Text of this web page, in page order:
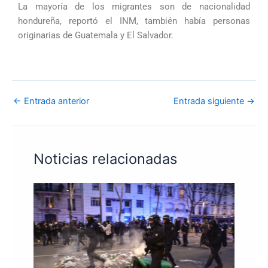
La mayoría de los migrantes son de nacionalidad
hondureña, reportó el INM, también había personas
originarias de Guatemala y El Salvador.
← Entrada anterior Entrada siguiente →
Noticias relacionadas